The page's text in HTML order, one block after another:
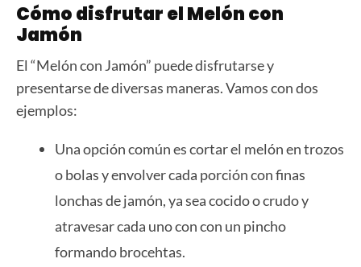
Cómo disfrutar el Melón con
Jamón
El “Melón con Jamón” puede disfrutarse y
presentarse de diversas maneras. Vamos con dos
ejemplos:
Una opción común es cortar el melón en trozos
o bolas y envolver cada porción con finas
lonchas de jamón, ya sea cocido o crudo y
atravesar cada uno con con un pincho
formando brocehtas.